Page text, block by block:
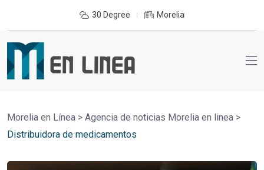
30 Degree Morelia
Morelia en Línea > Agencia de noticias Morelia en linea >
Distribuidora de medicamentos